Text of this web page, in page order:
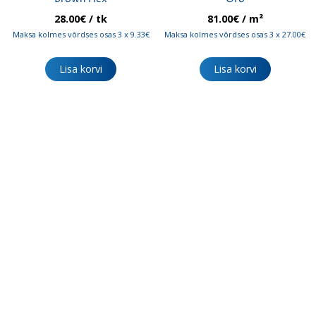
28.00€ / tk
Maksa kolmes võrdses osas 3 x 9.33€
Lisa korvi
81.00€/ m²
Maksa kolmes võrdses osas 3 x 27.00€
Lisa korvi